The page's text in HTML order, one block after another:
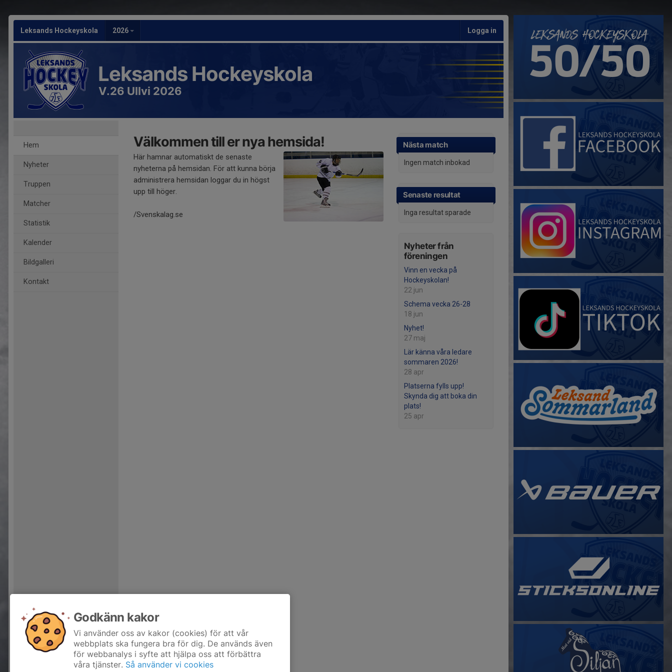
Leksands Hockeyskola 2026 Logga in
Leksands Hockeyskola
V.26 Ullvi 2026
Hem
Nyheter
Truppen
Matcher
Statistik
Kalender
Bildgalleri
Kontakt
Nästa match
Ingen match inbokad
Senaste resultat
Inga resultat sparade
Nyheter från
föreningen
Vinn en vecka på
Hockeyskolan!
22 jun
Schema vecka 26-28
18 jun
Nyhet!
27 maj
Lär känna våra ledare
sommaren 2026!
28 apr
Platserna fylls upp!
Skynda dig att boka din
plats!
25 apr
Välkommen till er nya hemsida!
Här hamnar automatiskt de senaste
nyheterna på hemsidan. För att kunna börja
administrera hemsidan loggar du in högst
upp till höger.
/Svenskalag.se
Godkänn kakor
Vi använder oss av kakor (cookies) för att vår
webbplats ska fungera bra för dig. De används även
för webbanalys i syfte att hjälpa oss att förbättra
våra tjänster. Så använder vi cookies